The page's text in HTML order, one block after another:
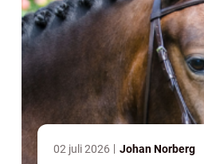
02 juli 2026 Johan Norberg